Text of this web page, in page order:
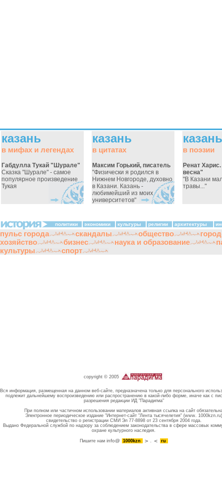
казань
в мифах и легендах
Габдулла Тукай "Шурале"
Сказка "Шурале" - самое
популярное произведение
Тукая
казань
в цитатах
Максим Горький, писатель
"Физически я родился в
Нижнем Новгороде, духовно
в Казани. Казань -
любимейший из моих
университетов"
казань
в поэзии
Ренат
весна"
"В Казани
травы..."
политики экономики культуры религии архитектуры
пульс города скандалы общество
хозяйство
бизнес наука и образование
культуры
спорт
copyright © 2005
Вся информация, размещенная на данном веб-сайте, предназначена только для персонального
подлежит дальнейшему воспроизведению или распространению в какой-либо форме, иначе как с
разрешения редакции ИД "Парадигма"
При полном или частичном использовании материалов активная ссылка на сайт
Электронное периодическое издание "Интернет-сайт "Лента тысячелетия" (www. 1000kzn.ru)
свидетельство о регистрации СМИ Эл 77-8898 от 23 сентября 2004 года.
Выдано Федеральной службой по надзору за соблюдением законодательства в сфере массовых
охране культурного наследия.
Пишите намinfo@ 1000kzn . ru